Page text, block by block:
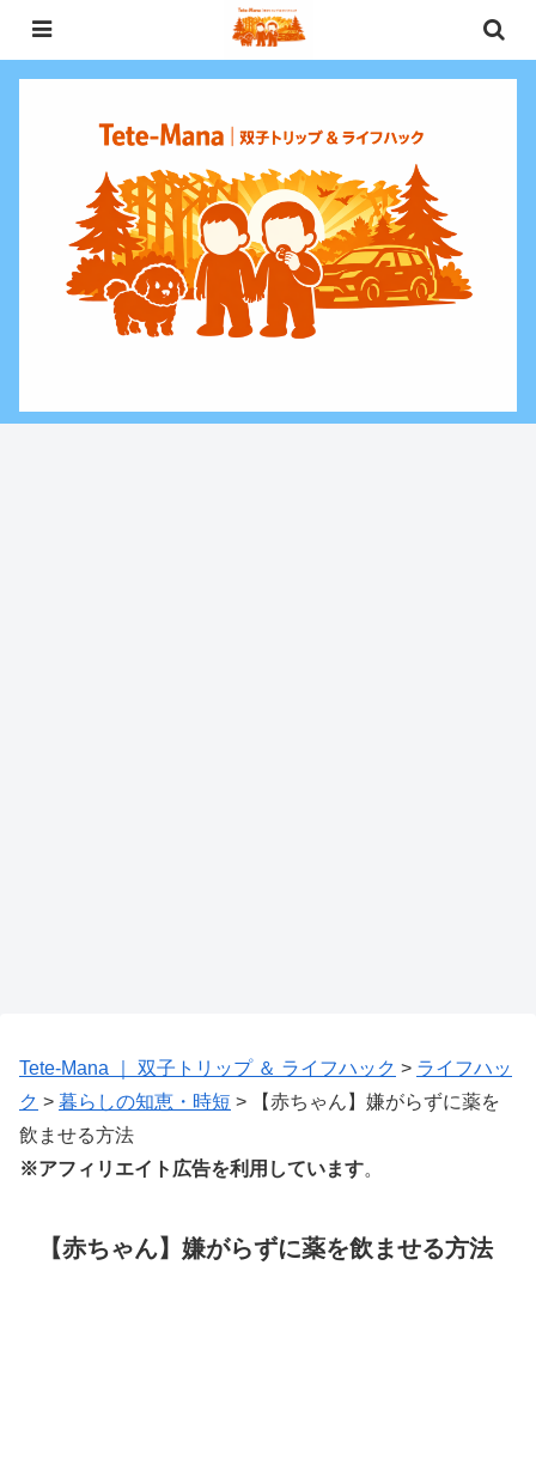
0歳〜未就学児（3歳）双子との週末お出かけ・子連れ旅行情報と、暮らしに役
立つお金・ライフハックをお届けする双子ファミリーブログ。
Tete-Mana ｜ 双子トリップ ＆ ライフハック > ライフハッ
ク > 暮らしの知恵・時短 >
【赤ちゃん】嫌がらずに薬を
飲ませる方法
※アフィリエイト広告を利用しています。
【赤ちゃん】嫌がらずに薬を飲ませる方法